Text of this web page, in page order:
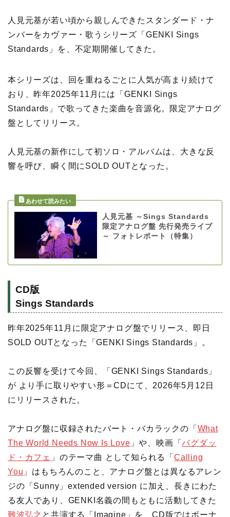
人見元基が若い頃から親しんできたスタンダード・ナ
ンバーをカヴァー・歌うシリーズ「GENKI Sings
Standards」を、不定期開催してきた。
本シリーズは、回を重ねるごとに人気が高まり続けて
おり、昨年2025年11月には「GENKI Sings
Standards」で歌ってきた楽曲を音源化。限定アナログ
盤としてリリース。
人見元基の新作にして初ソロ・アルバムは、大きな反
響を呼び、瞬く間にSOLD OUTとなった。
人見元基 ～Sings Standards
限定アナログ盤 先行発売ライブ
～ フォトレポート（特集）
CD版
Sings Standards
昨年2025年11月に限定アナログ盤でリリース、即⽇
SOLD OUTとなった「GENKI Sings Standards」。
この反響を受けて今回、「GENKI Sings Standards」
が より手に取りやすい形＝CDにて、2026年5月12日
にリリースされた。
アナログ盤に収録されたバート・バカラックの「 What
The World Needs Now Is Love 」や、映画「バグダッ
ド・カフェ 」のテーマ曲 として知られる「 Calling
You 」はもちろんのこと、アナログ盤とは異なるアレン
ジの「Sunny」extended version に加え、長きにわた
る友人であり、GENKI名義の間もともに活動してきた
難波弘之 と共演する「Imagine」を、CD版ではボーナ